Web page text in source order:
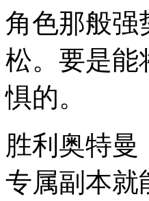
角色那般强
松。要是能
惧的。
胜利奥特
专属副本就